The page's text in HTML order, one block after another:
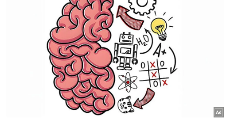
"Bagaimana pula makanan yang diharamkan
terhadap penganut Islam seperti daging
babi, diletakkan namanya dengan perkataan
ikan halal, adakah ia boleh dibenarkan atas
nama kebebasan," soalnya lagi.